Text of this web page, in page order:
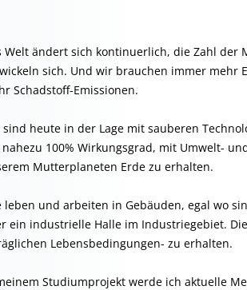
Welt ändert sich kontinuerlich, die Zahl der
sich. Und wir brauchen immer mehr
Schadstoff-Emissionen.
sind heute in der Lage mit sauberen
100% Wirkungsgrad, mit Umwelt-
Mutterplaneten Erde zu erhalten.
leben und arbeiten in Gebäuden, egal wo
ein industrielle Halle im Industriegebiet.
Lebensbedingungen- zu erhalten.
Studiumprojekt werde ich aktuelle